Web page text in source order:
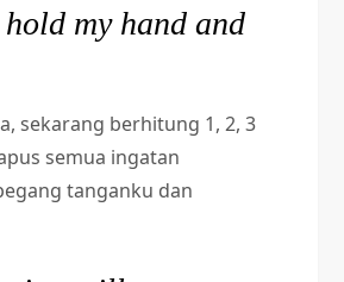
my hand and
sekarang berhitung 1, 2, 3
semua ingatan
tanganku dan